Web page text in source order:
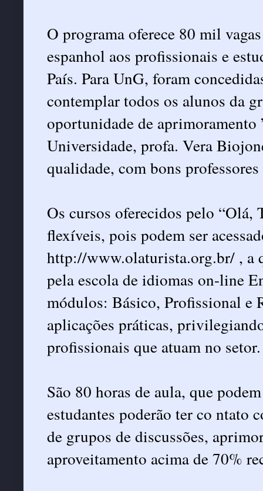
O programa oferece 80 mil
espanhol aos profissionais e
País. Para UnG, foram
contemplar todos os alunos da
oportunidade de
Universidade, profa. Vera
qualidade, com bons
Os cursos oferecidos pelo
flexíveis, pois podem ser
http://www.olaturista.org.br/ , a
pela escola de idiomas on-line
módulos: Básico, Profissional e
aplicações práticas,
profissionais que atuam no setor.
São 80 horas de aula, que
estudantes poderão ter co ntato
de grupos de discussões,
aproveitamento acima de 70%